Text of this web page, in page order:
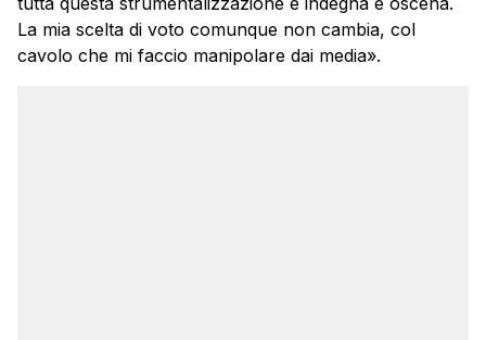
La mia scelta di voto comunque non cambia, col
cavolo che mi faccio manipolare dai media».